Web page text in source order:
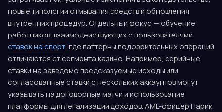
новые типологии отмывания средств и обновления
внутренних процедур. Отдельный фокус — обучение
работников, взаимодействующих с пользователями
ставок на спорт, где паттерны подозрительных операций
отличаются от сегмента казино. Например, серийные
ставки на заведомо предсказуемые исходы или
согласованные ставки с нескольких аккаунтов могут
указывать на договорные матчи и использование
платформы для легализации доходов. AML-офицер Парик